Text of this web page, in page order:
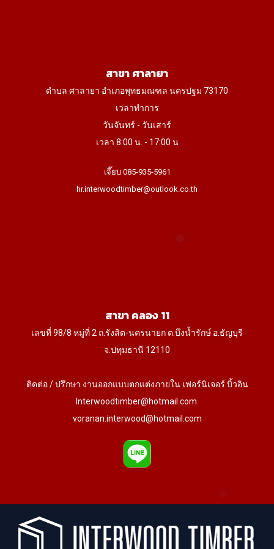
สาขา ศาลายา
ตำบล ศาลายา อำเภอพุทธมณฑล นครปฐม 73170
เวลาทำการ
วันจันทร์ - วันเสาร์
เวลา 8:00 น. - 17:00 น
เจี๊ยบ 085-935-5961
hr.interwoodtimber@outlook.co.th
สาขา คลอง 11
เลขที่ 98/8 หมู่ที่ 2 ถ.รังสิต-นครนายก ต.บึงน้ำรักษ์ อ.ธัญบุรี
จ.ปทุมธานี 12110
ติดต่อ / ปรึกษา งานออกแบบตกแต่งภายใน เฟอร์นิเจอร์ บิ้วอิน
Interwoodtimber@hotmail.com
voranan.interwood@hotmail.com